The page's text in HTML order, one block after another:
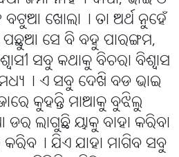
ବଟୁଆ ଖୋଲା୤ ତା ଅର୍ଥ ନୁହେଁ
ପଛୁଆ ସେ ବି ବହୁ ପାରଙ୍ଗମ,
ସବୁ କଥାକୁ ବିଚରା ବିଶ୍ୱାସ
ମଧ୍ୟ୤ ଏ ସବୁ ଦେଖି ବଡ ଭାଇ
କୁହନ୍ତି ମାଆକୁ ବୁଝିଲୁ
ଲାଗୁଛି ୟାକୁ ବାହା କରିବା
ଯିଏ ଯାହା ମାଗିବ ସବୁ